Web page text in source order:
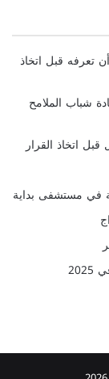
تعرفه قبل اتخاذ
شباب الملامح
اتخاذ القرار
في مستشفى بداية